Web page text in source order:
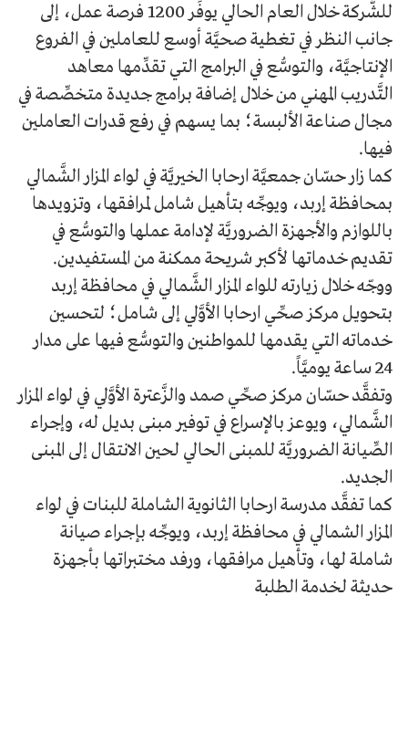
للشَّركة خلال العام الحالي يوفِّر 1200 فرصة عمل، إلى
جانب النظر في تغطية صحيَّة أوسع للعاملين في الفروع
الإنتاجيَّة، والتوسُّع في البرامج التي تقدِّمها معاهد
التَّدريب المهني من خلال إضافة برامج جديدة متخصِّصة في
مجال صناعة الألبسة؛ بما يسهم في رفع قدرات العاملين
فيها.
كما زار حسّان جمعيَّة ارحابا الخيريَّة في لواء المزار الشَّمالي
بمحافظة إربد، ويوجِّه بتأهيل شامل لمرافقها، وتزويدها
باللوازم والأجهزة الضروريَّة لإدامة عملها والتوسُّع في
تقديم خدماتها لأكبر شريحة ممكنة من المستفيدين.
ووجّه خلال زيارته للواء المزار الشَّمالي في محافظة إربد
بتحويل مركز صحِّي ارحابا الأوَّلي إلى شامل؛ لتحسين
خدماته التي يقدمها للمواطنين والتوسُّع فيها على مدار
24 ساعة يوميَّاً.
وتفقَّد حسّان مركز صحِّي صمد والزَّعترة الأوَّلي في لواء المزار
الشَّمالي، ويوعز بالإسراع في توفير مبنى بديل له، وإجراء
الصِّيانة الضروريَّة للمبنى الحالي لحين الانتقال إلى المبنى
الجديد.
كما تفقَّد مدرسة ارحابا الثانوية الشاملة للبنات في لواء
المزار الشمالي في محافظة إربد، ويوجِّه بإجراء صيانة
شاملة لها، وتأهيل مرافقها، ورفد مختبراتها بأجهزة
حديثة لخدمة الطلبة